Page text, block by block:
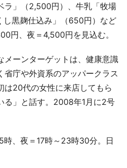
ラ」（2,500円）、牛乳「牧場
黒麹仕込み」（650円）など
円、夜＝4,500円を見込む。
ーンターゲットは、健康意識
省庁や外資系のアッパークラス
は20代の女性に来店してもら
る」と話す。2008年1月に2号
時、夜＝17時～23時30分。日